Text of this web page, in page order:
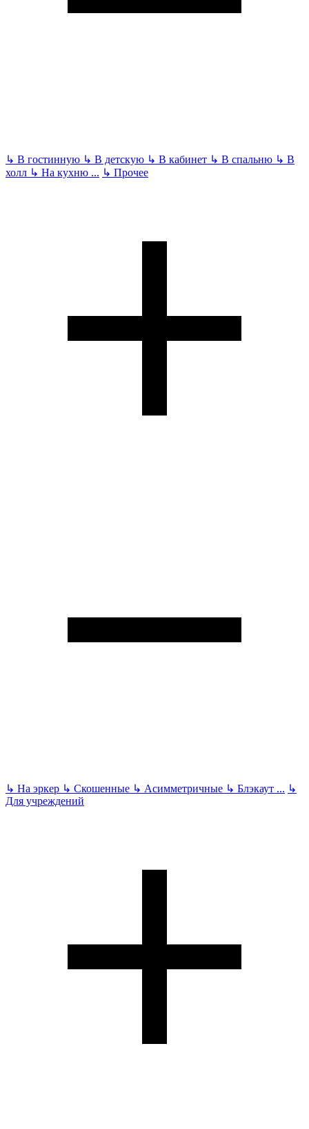
↳ В гостинную ↳ В детскую ↳ В кабинет ↳ В спальню ↳ В
холл ↳ На кухню ... ↳ Прочее
↳ На эркер ↳ Скошенные ↳ Асимметричные ↳ Блэкаут ... ↳
Для учреждений